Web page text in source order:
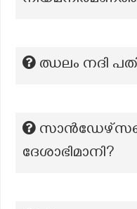
ഝലം നദി
ദേശാഭിമാനി?